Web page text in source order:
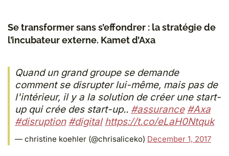
Se transformer sans s’effondrer : la stratégie de
l’incubateur externe. Kamet d’Axa
Quand un grand groupe se demande
comment se disrupter lui-même, mais pas de
l'intérieur, il y a la solution de créer une start-
up qui crée des start-up.. #assurance #Axa
#disruption #digital https://t.co/eLaH0Ntquk
— christine koehler (@chrisaliceko) December 1, 2017